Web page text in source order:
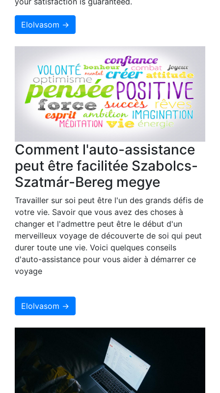
Elolvasom →
Comment l'auto-assistance
peut être facilitée Szabolcs-
Szatmár-Bereg megye
Travailler sur soi peut être l'un des grands défis de
votre vie. Savoir que vous avez des choses à
changer et l'admettre peut être le début d'un
merveilleux voyage de découverte de soi qui peut
durer toute une vie. Voici quelques conseils
d'auto-assistance pour vous aider à démarrer ce
voyage
Elolvasom →